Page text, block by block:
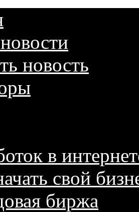
новость
в
свой
биржа